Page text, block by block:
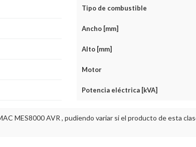
Tipo de combustible
Ancho [mm]
Alto [mm]
Motor
Potencia eléctrica [kVA]
MES8000 AVR , pudiendo variar si el producto de esta